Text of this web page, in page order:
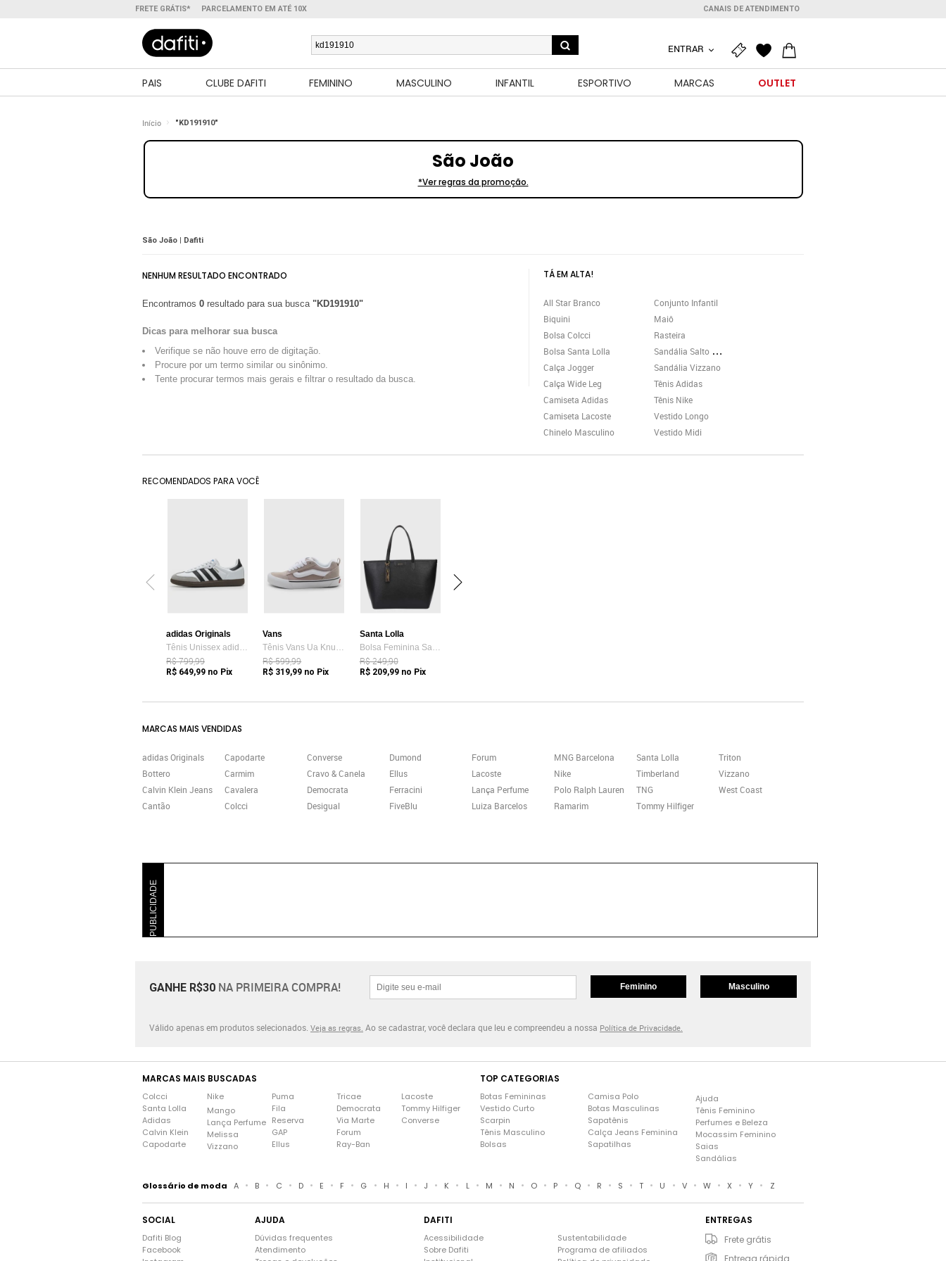
FRETE GRÁTIS* PARCELAMENTO EM ATÉ 10X CANAIS DE ATENDIMENTO
ENTRAR
PAIS CLUBE DAFITI FEMININO MASCULINO INFANTIL ESPORTIVO MARCAS OUTLET
Início "KD191910"
São João
*Ver regras da promoção.
São João | Dafiti
NENHUM RESULTADO ENCONTRADO
Encontramos 0 resultado para sua busca "KD191910"
Dicas para melhorar sua busca
Verifique se não houve erro de digitação.
Procure por um termo similar ou sinônimo.
Tente procurar termos mais gerais e filtrar o resultado da busca.
TÁ EM ALTA!
All Star Branco
Biquini
Bolsa Colcci
Bolsa Santa Lolla
Calça Jogger
Calça Wide Leg
Camiseta Adidas
Camiseta Lacoste
Chinelo Masculino
Conjunto Infantil
Maiô
Rasteira
Sandália Salto Grosso
Sandália Vizzano
Tênis Adidas
Tênis Nike
Vestido Longo
Vestido Midi
RECOMENDADOS PARA VOCÊ
adidas Originals
Tênis Unissex adidas Originals Samba OG Branco
R$ 799,99
R$ 649,99 no Pix
Vans
Tênis Vans Ua Knu Skool Bege
R$ 599,99
R$ 319,99 no Pix
Santa Lolla
Bolsa Feminina Santa Lolla Tote Preta
R$ 249,90
R$ 209,99no Pix
MARCAS MAIS VENDIDAS
adidas Originals
Bottero
Calvin Klein Jeans
Cantão
Capodarte
Carmim
Cavalera
Colcci
Converse
Cravo & Canela
Democrata
Desigual
Dumond
Ellus
Ferracini
FiveBlu
Forum
Lacoste
Lança Perfume
Luiza Barcelos
MNG Barcelona
Nike
Polo Ralph Lauren
Ramarim
Santa Lolla
Timberland
TNG
Tommy Hilfiger
Triton
Vizzano
West Coast
PUBLICIDADE
GANHE R$30 NA PRIMEIRA COMPRA! Feminino Masculino
Válido apenas em produtos selecionados. Veja as regras. Ao se cadastrar, você declara que leu e compreendeu a nossa Política de Privacidade.
MARCAS MAIS BUSCADAS
Colcci
Santa Lolla
Adidas
Calvin Klein
Capodarte
Nike
Mango
Lança Perfume
Melissa
Vizzano
Puma
Fila
Reserva
GAP
Ellus
Tricae
Democrata
Via Marte
Forum
Ray-Ban
Lacoste
Tommy Hilfiger
Converse
TOP CATEGORIAS
Botas Femininas
Vestido Curto
Scarpin
Tênis Masculino
Bolsas
Camisa Polo
Botas Masculinas
Sapatênis
Calça Jeans Feminina
Sapatilhas
Ajuda
Tênis Feminino
Perfumes e Beleza
Mocassim Feminino
Saias
Sandálias
Glossário de moda A • B • C • D • E • F • G • H • I • J • K • L • M • N • O • P • Q • R • S • T • U • V • W • X • Y • Z
SOCIAL
Dafiti Blog
Facebook
AJUDA
Dúvidas frequentes
Atendimento
DAFITI
Acessibilidade
Sobre Dafiti
Sustentabilidade
Programa de afiliados
ENTREGAS
Frete grátis
Entrega rápida